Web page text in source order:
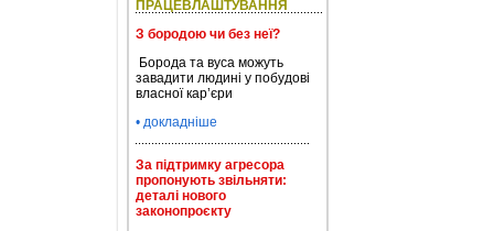
ПРАЦЕВЛАШТУВАННЯ
З бородою чи без неї?
Борода та вуса можуть
завадити людині у побудові
власної кар’єри
• докладніше
За підтримку агресора
пропонують звільняти:
деталі нового
законопроєкту